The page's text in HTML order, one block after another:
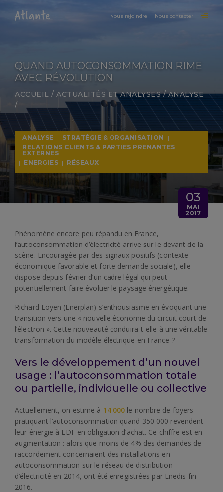
Nous rejoindre Nous contacter
QUAND AUTOCONSOMMATION RIME
AVEC RÉVOLUTION
ACCUEIL / ACTUALITÉS ET ANALYSES/ANALYSE
/
ANALYSE | STRATÉGIE & ORGANISATION
|
RELATIONS CLIENTS & PARTIES PRENANTES
EXTERNES
| ENERGIES | RÉSEAUX
03
MAI
2017
Phénomène encore peu répandu en France,
l’autoconsommation d’électricité arrive sur le devant de la
scène. Encouragée par des signaux positifs (contexte
économique favorable et forte demande sociale), elle
dispose depuis février d’un cadre légal qui peut
potentiellement faire évoluer le paysage énergétique.
Richard Loyen (Enerplan) s’enthousiasme en évoquant une
transition vers une « nouvelle économie du circuit court de
l’électron ». Cette nouveauté conduira-t-elle à une véritable
transformation du modèle électrique en France ?
Vers le développement d’un nouvel
usage : l’autoconsommation totale
ou partielle, individuelle ou collective
Actuellement, on estime à 14 000 le nombre de foyers
pratiquant l’autoconsommation quand 350 000 revendent
leur énergie à EDF en obligation d’achat. Ce chiffre est en
augmentation : alors que moins de 4% des demandes de
raccordement concernaient des installations en
autoconsommation sur le réseau de distribution
d’électricité en 2014, ont été enregistrées par Enedis fin
2016.